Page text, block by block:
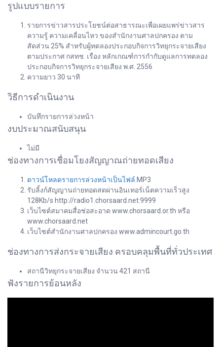
รูปแบบรายการ
รายการข่าวสารประโยชน์ต่อสาธารณะเพื่อเผยแพร่ข่าวสาร
ความรู้ ความเคลื่อนไหว ของสำนักงานศาลปกครอง ตาม
สัดส่วน 25% สำหรับผู้ทดลองประกอบกิจการวิทยุกระจายเสียง
ตามประกาศ กสทช. เรื่อง หลักเกณฑ์การกำกับดูแลการทดลอง
ประกอบกิจการวิทยุกระจายเสียง พ.ศ. 2556
ความยาว 30 นาที
วิธีการดำเนินงาน
บันทึกรายการล่วงหน้า
งบประมาณสนับสนุน
ไม่มี
ช่องทางการเชื่อมโยงสัญญาณถ่ายทอดเสียง
ดาวน์โหลดรายการล่วงหน้าเป็นไฟล์.MP3
รับลิ้งก์สัญญานถ่ายทอดสดผ่านอินเทอร์เน็ตความเร็วสูง
128Kb/s http://radio1.chorsaard.net:9999
เว็บไซต์สมาคมสื่อช่อสะอาด www.chorsaard.or.th หรือ
www.chorsaard.net
เว็บไซต์สำนักงานศาลปกครอง www.admincourt.go.th
ช่องทางการส่งกระจายเสียง ครอบคลุมพื้นที่ทั่วประเทศ
สถานีวิทยุกระจายเสียง จำนวน 421 สถานี
ฟังรายการย้อนหลัง